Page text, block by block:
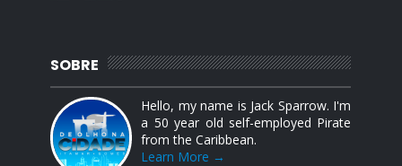
SOBRE
Hello, my name is Jack Sparrow. I'm
a 50 year old self-employed Pirate
from the Caribbean.
Learn More →